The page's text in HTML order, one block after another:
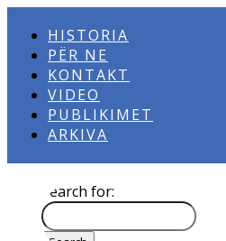
HISTORIA
PËR NE
KONTAKT
VIDEO
PUBLIKIMET
ARKIVA
Search for: